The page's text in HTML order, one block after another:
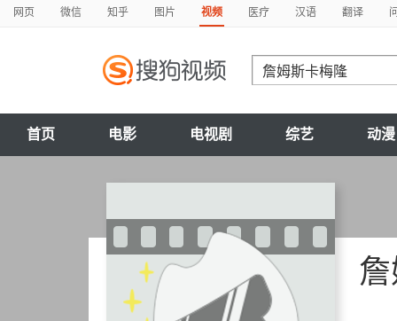
网页 微信 知乎 图片 视频 医疗 汉语 翻译
首页 电影 电视剧 综艺 动漫
詹